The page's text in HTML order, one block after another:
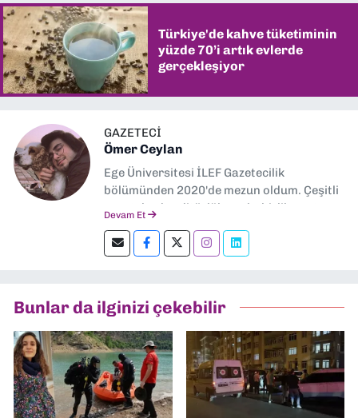
Türkiye'de kahve tüketiminin
yüzde 70’i artık evlerde
gerçekleşiyor
GAZETECİ
Ömer Ceylan
Ege Üniversitesi İLEF Gazetecilik
bölümünden 2020'de mezun oldum. Çeşitli
gazetelerde editörlük, muhabirlik yaptım.
editörlük yapıyorum.
Devam Et
Bunlar da ilginizi çekebilir